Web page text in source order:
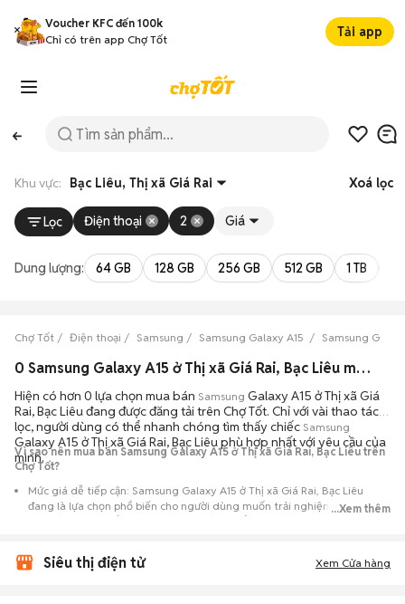
Voucher KFC đến 100k
Chỉ có trên app Chợ Tốt
Tải app
Khu vực: Bạc Liêu, Thị xã Giá Rai Xoá lọc
Lọc Điện thoại 2 Giá
Dung lượng: 64 GB 128 GB 256 GB 512 GB 1 TB
Chợ Tốt Điện thoại Samsung Samsung Galaxy A15 Samsung
0 Samsung Galaxy A15 ở Thị xã Giá Rai, Bạc Liêu máy bền đẹp đang bán 08/2026
Hiện có hơn 0 lựa chọn mua bán Samsung Galaxy A15 ở Thị xã Giá
Rai, Bạc Liêu đang được đăng tải trên Chợ Tốt. Chỉ với vài thao tác
lọc, người dùng có thể nhanh chóng tìm thấy chiếc Samsung
Galaxy A15 ở Thị xã Giá Rai, Bạc Liêu phù hợp nhất với yêu cầu của
mình.
Vì sao nên mua bán Samsung Galaxy A15 ở Thị xã Giá Rai, Bạc Liêu trên
Chợ Tốt?
Mức giá dễ tiếp cận: Samsung Galaxy A15 ở Thị xã Giá Rai, Bạc Liêu
đang là lựa chọn phổ biến cho người dùng muốn trải nghiệm dòng máy
này với chi phí thấp hơn so với khi mới ra mắt.
Giá Rai, Bạc Liêu từ nhiều cá nhân muốn lên đời máy, mang đến đa dạng
sự lựa chọn về tình trạng bảo hành, hình thức máy và màu sắc.
...Xem thêm
Siêu thị điện tử Xem Cửa hàng